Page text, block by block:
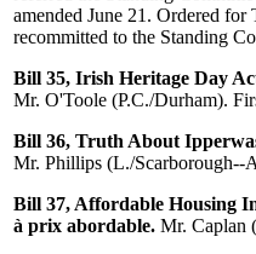
amended June 21. Ordered
recommitted to the Standing
Bill 35, Irish Heritage Day
Mr. O'Toole (P.C./Durham).
Bill 36, Truth About
Mr. Phillips (L./Scarborough--
Bill 37, Affordable Housing
à prix abordable. Mr. Caplan